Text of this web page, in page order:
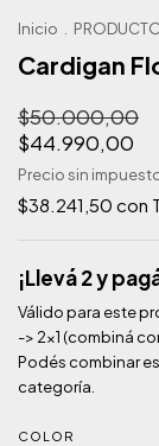
Inicio .
Cardigan
$50.000,00
$44.990,00
Precio sin
$38.241,50 con
¡Llevá 2 y
Válido para este
-> 2x1 (combiná
Podés combinar
categoría.
COLOR